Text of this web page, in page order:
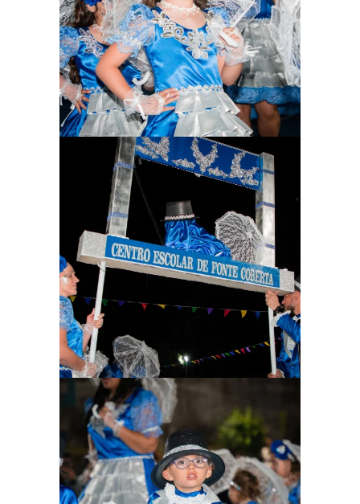
Ampliar
Ampliar
Ampliar